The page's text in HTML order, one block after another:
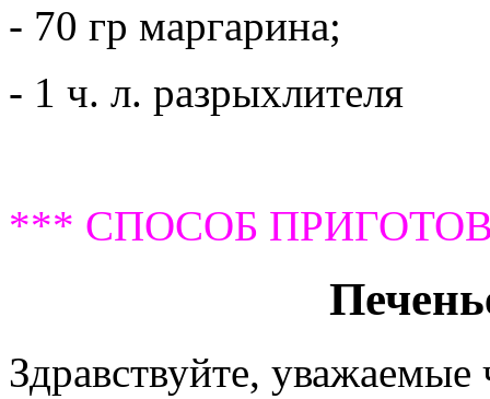
- 70 гр маргарина;
- 1 ч. л. разрыхлителя
*** СПОСОБ
Здравствуйте, уважаемые